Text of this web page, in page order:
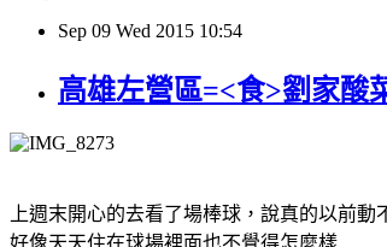
Sep 09 Wed 2015 10:54
高雄左營區=<食>劉家酸
上週末開心的去看了場棒球，說真的以前動
好像天天住在球場裡面也不覺得怎麼樣